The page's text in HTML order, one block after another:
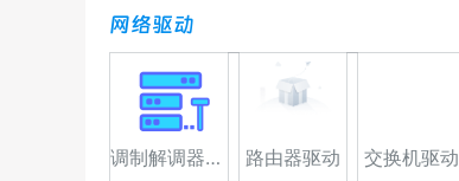
网络驱动
调制解调器驱动 路由器驱动 交换机驱动